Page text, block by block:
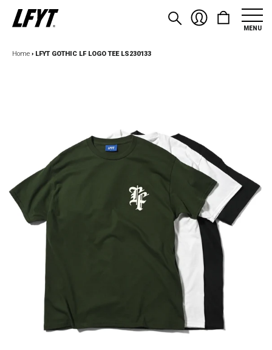
MENU
Home › LFYT GOTHIC LF LOGO TEE LS230133